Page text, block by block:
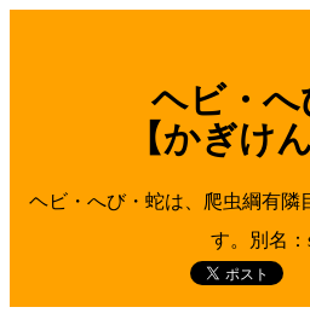
ヘビ・へ
【かぎけ
ヘビ・へび・蛇は、爬虫綱有隣
す。別名：